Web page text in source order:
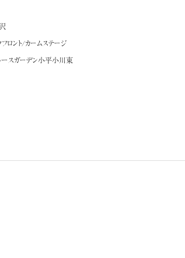
ロント/カームステージ
ースガーデン小平小川東